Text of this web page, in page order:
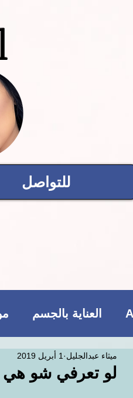
للتواصل
العناية بالجسم
و عطور منتجات
لو تعرفي شو هي
ميثاء عبدالجليل 1 أبريل 2019